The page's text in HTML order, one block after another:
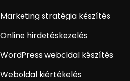
Marketing stratégia készítés
Online hirdetéskezelés
WordPress weboldal készítés
Weboldal kiértékelés